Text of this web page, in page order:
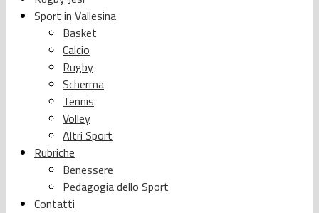
Sport in Vallesina
Basket
Calcio
Rugby
Scherma
Tennis
Volley
Altri Sport
Rubriche
Benessere
Pedagogia dello Sport
Contatti